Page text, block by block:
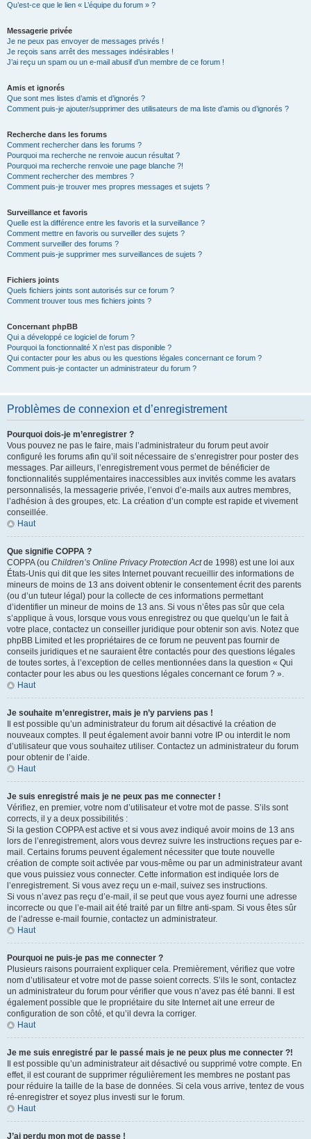
Qu’est-ce que le lien « L’équipe du forum » ?
Messagerie privée
Je ne peux pas envoyer de messages privés !
Je reçois sans arrêt des messages indésirables !
J’ai reçu un spam ou un e-mail abusif d’un membre de ce forum !
Amis et ignorés
Que sont mes listes d’amis et d’ignorés ?
Comment puis-je ajouter/supprimer des utilisateurs de ma liste d’amis ou d’ignorés ?
Recherche dans les forums
Comment rechercher dans les forums ?
Pourquoi ma recherche ne renvoie aucun résultat ?
Pourquoi ma recherche renvoie une page blanche ?!
Comment rechercher des membres ?
Comment puis-je trouver mes propres messages et sujets ?
Surveillance et favoris
Quelle est la différence entre les favoris et la surveillance ?
Comment mettre en favoris ou surveiller des sujets ?
Comment surveiller des forums ?
Comment puis-je supprimer mes surveillances de sujets ?
Fichiers joints
Quels fichiers joints sont autorisés sur ce forum ?
Comment trouver tous mes fichiers joints ?
Concernant phpBB
Qui a développé ce logiciel de forum ?
Pourquoi la fonctionnalité X n’est pas disponible ?
Qui contacter pour les abus ou les questions légales concernant ce forum ?
Comment puis-je contacter un administrateur du forum ?
Problèmes de connexion et d’enregistrement
Pourquoi dois-je m’enregistrer ?
Vous pouvez ne pas le faire, mais l’administrateur du forum peut avoir
configuré les forums afin qu’il soit nécessaire de s’enregistrer pour poster des
messages. Par ailleurs, l’enregistrement vous permet de bénéficier de
fonctionnalités supplémentaires inaccessibles aux invités comme les avatars
personnalisés, la messagerie privée, l’envoi d’e-mails aux autres membres,
l’adhésion à des groupes, etc. La création d’un compte est rapide et vivement
conseillée.
Haut
Que signifie COPPA ?
COPPA (ou Children’s Online Privacy Protection Actde 1998) est une loi aux
États-Unis qui dit que les sites Internet pouvant recueillir des informations de
mineurs de moins de 13 ans doivent obtenir le consentement écrit des parents
(ou d’un tuteur légal) pour la collecte de ces informations permettant
d’identifier un mineur de moins de 13 ans. Si vous n’êtes pas sûr que cela
s’applique à vous, lorsque vous vous enregistrez ou que quelqu’un le fait à
votre place, contactez un conseiller juridique pour obtenir son avis. Notez que
phpBB Limited et les propriétaires de ce forum ne peuvent pas fournir de
conseils juridiques et ne sauraient être contactés pour des questions légales
de toutes sortes, à l’exception de celles mentionnées dans la question « Qui
contacter pour les abus ou les questions légales concernant ce forum ? ».
Haut
Je souhaite m’enregistrer, mais je n’y parviens pas !
Il est possible qu’un administrateur du forum ait désactivé la création de
nouveaux comptes. Il peut également avoir banni votre IP ou interdit le nom
d’utilisateur que vous souhaitez utiliser. Contactez un administrateur du forum
pour obtenir de l’aide.
Haut
Je suis enregistré mais je ne peux pas me connecter !
Vérifiez, en premier, votre nom d’utilisateur et votre mot de passe. S’ils sont
corrects, il y a deux possibilités :
Si la gestion COPPA est active et si vous avez indiqué avoir moins de 13 ans
lors de l’enregistrement, alors vous devrez suivre les instructions reçues par e-
mail. Certains forums peuvent également nécessiter que toute nouvelle
création de compte soit activée par vous-même ou par un administrateur avant
que vous puissiez vous connecter. Cette information est indiquée lors de
l’enregistrement. Si vous avez reçu un e-mail, suivez ses instructions.
Si vous n’avez pas reçu d’e-mail, il se peut que vous ayez fourni une adresse
incorrecte ou que l’e-mail ait été traité par un filtre anti-spam. Si vous êtes sûr
de l’adresse e-mail fournie, contactez un administrateur.
Haut
Pourquoi ne puis-je pas me connecter ?
Plusieurs raisons pourraient expliquer cela. Premièrement, vérifiez que votre
nom d’utilisateur et votre mot de passe soient corrects. S’ils le sont, contactez
un administrateur du forum pour vérifier que vous n’avez pas été banni. Il est
également possible que le propriétaire du site Internet ait une erreur de
configuration de son côté, et qu’il devra la corriger.
Haut
Je me suis enregistré par le passé mais je ne peux plus me connecter ?!
Il est possible qu’un administrateur ait désactivé ou supprimé votre compte. En
effet, il est courant de supprimer régulièrement les membres ne postant pas
pour réduire la taille de la base de données. Si cela vous arrive, tentez de vous
ré-enregistrer et soyez plus investi sur le forum.
Haut
J’ai perdu mon mot de passe !